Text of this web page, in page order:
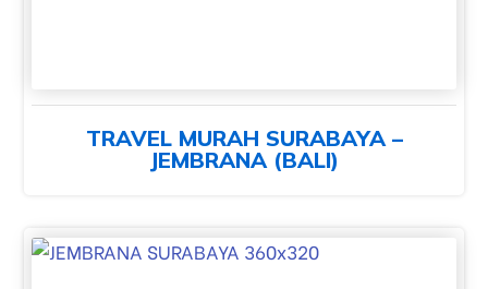
TRAVEL MURAH SURABAYA –
JEMBRANA (BALI)